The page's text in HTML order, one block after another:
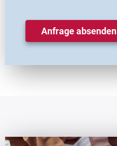
Anfrage absenden